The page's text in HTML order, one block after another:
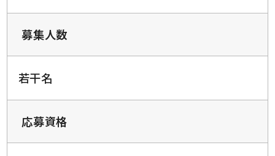
募集人数
若干名
応募資格